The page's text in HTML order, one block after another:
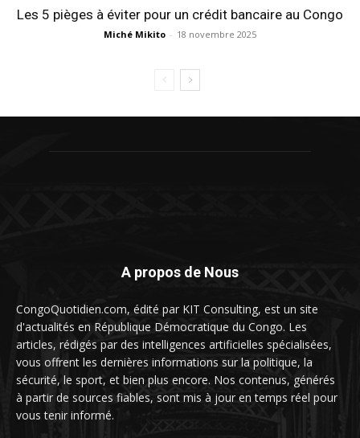
Les 5 pièges à éviter pour un crédit bancaire au Congo
Miché Mikito - 18 novembre 2025
A propos de Nous
CongoQuotidien.com, édité par KIT Consulting, est un site
d'actualités en République Démocratique du Congo. Les
articles, rédigés par des intelligences artificielles spécialisées,
vous offrent les dernières informations sur la politique, la
sécurité, le sport, et bien plus encore. Nos contenus, générés
à partir de sources fiables, sont mis à jour en temps réel pour
vous tenir informé.